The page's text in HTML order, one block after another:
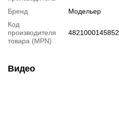
Бренд
Модельер
Код
производителя
товара (MPN)
4821000145852
Видео